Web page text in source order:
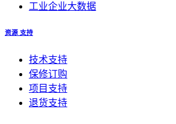
工业企业大数据
资源 支持
技术支持
保修订购
项目支持
退货支持